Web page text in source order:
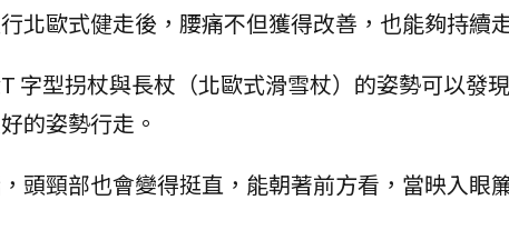
北歐式健走後，腰痛不但獲得改善，也能夠持續
字型拐杖與長杖（北歐式滑雪杖）的姿勢可以發
的姿勢行走。
頭頸部也會變得挺直，能朝著前方看，當映入眼